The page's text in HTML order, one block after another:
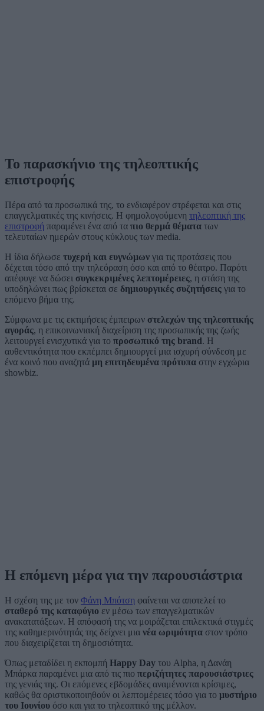
Το παρασκήνιο της τηλεοπτικής
επιστροφής
Πέρα από τα προσωπικά της, το ενδιαφέρον στρέφεται και στις
επαγγελματικές της κινήσεις. Η φημολογούμενη τηλεοπτική της
επιστροφή παραμένει ένα από τα πιο θερμά θέματα των
τελευταίων ημερών στους κύκλους των media.
Η ίδια δήλωσε τυχερή και ευγνώμων για τις προτάσεις που
δέχεται τόσο από την τηλεόραση όσο και από το θέατρο. Παρότι
απέφυγε να δώσει συγκεκριμένες λεπτομέρειες, η στάση της
υποδηλώνει πως βρίσκεται σε δημιουργικές συζητήσεις για το
επόμενο βήμα της.
Σύμφωνα με τις εκτιμήσεις έμπειρων στελεχών της τηλεοπτικής
αγοράς, η επικοινωνιακή διαχείριση της προσωπικής της ζωής
λειτουργεί ενισχυτικά για το προσωπικό της brand. Η
αυθεντικότητα που εκπέμπει δημιουργεί μια ισχυρή σύνδεση με
ένα κοινό που αναζητά μη επιτηδευμένα πρότυπα στην εγχώρια
showbiz.
Η επόμενη μέρα για την παρουσιάστρια
Η σχέση της με τον Φάνη Μπότση φαίνεται να αποτελεί το
σταθερό της καταφύγιο εν μέσω των επαγγελματικών
ανακατατάξεων. Η απόφασή της να μοιράζεται επιλεκτικά στιγμές
της καθημερινότητάς της δείχνει μια νέα ωριμότητα στον τρόπο
που διαχειρίζεται τη δημοσιότητα.
Όπως μεταδίδει η εκπομπή Happy Day του Alpha, η Δανάη
Μπάρκα παραμένει μια από τις πιο περιζήτητες παρουσιάστριες
της γενιάς της. Οι επόμενες εβδομάδες αναμένονται κρίσιμες,
καθώς θα οριστικοποιηθούν οι λεπτομέρειες τόσο για το μυστήριο
του Ιουνίου όσο και για το τηλεοπτικό της μέλλον.